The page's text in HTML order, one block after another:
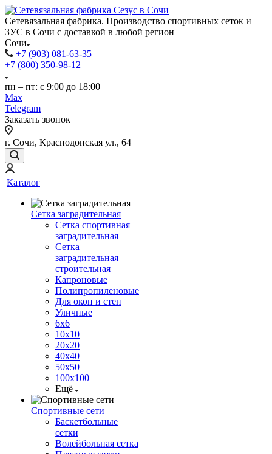
Сетевязальная фабрика. Производство спортивных сеток и
ЗУС в Сочи с доставкой в любой регион
Сочи
+7 (903) 081-63-35
+7 (800) 350-98-12
пн – пт: с 9:00 до 18:00
Max
Telegram
Заказать звонок
г. Сочи, Краснодонская ул., 64
Каталог
Сетка заградительная
Сетка спортивная
заградительная
Сетка
заградительная
строительная
Капроновые
Полипропиленовые
Для окон и стен
Уличные
6х6
10х10
20х20
40х40
50х50
100х100
Ещё
Спортивные сети
Баскетбольные
сетки
Волейбольная сетка